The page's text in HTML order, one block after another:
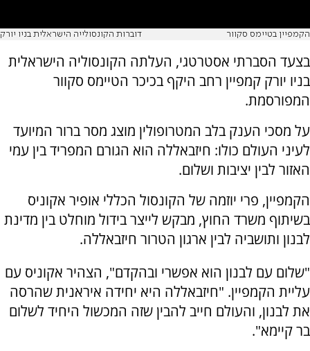
הקמפיין בטיימס סקוור דוברות הקונסולייה הישראלית בניו יורק
בצעד הסברתי אסטרטגי, העלתה הקונסוליה הישראלית
בניו יורק קמפיין רחב היקף בכיכר הטיימס סקוור
המפורסמת.
על מסכי הענק בלב המטרופולין מוצג מסר ברור המיועד
לעיני העולם כולו: חיזבאללה הוא הגורם המפריד בין עמי
האזור לבין יציבות ושלום.
הקמפיין, פרי יוזמה של הקונסול הכללי אופיר אקוניס
בשיתוף משרד החוץ, מבקש לייצר בידול מוחלט בין מדינת
לבנון ותושביה לבין ארגון הטרור חיזבאללה.
"שלום עם לבנון הוא אפשרי ובהקדם", הצהיר אקוניס עם
עליית הקמפיין. "חיזבאללה היא יחידה איראנית שהרסה
את לבנון, והעולם חייב להבין שזה המכשול היחיד לשלום
בר קיימא".